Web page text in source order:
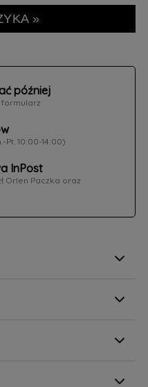
»
później
formularz
Pt. 10:00-14:00)
InPost
Orlen Paczka oraz